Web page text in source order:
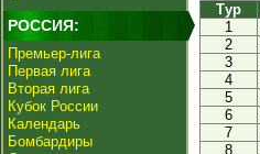
РОССИЯ:
Премьер-лига
Первая лига
Вторая лига
Кубок России
Календарь
Бомбардиры
Тур
1
2
3
4
5
6
7
8